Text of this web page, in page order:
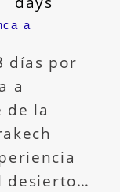
a
días por
a
de la
desierto…